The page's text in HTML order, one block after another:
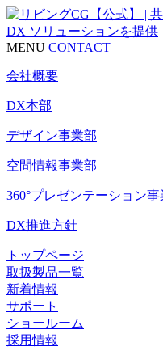
MENU CONTACT
会社概要
DX本部
デザイン事業部
空間情報事業部
360°プレゼンテーション事
DX推進方針
トップページ
取扱製品一覧
新着情報
サポート
ショールーム
採用情報